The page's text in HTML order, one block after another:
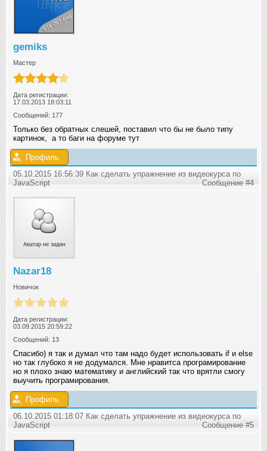
gemiks
Мастер
Дата регистрации:
17.03.2013 18:03:11
Сообщений: 177
Только без обратных слешей, поставил что бы не было типу
картинок, а то баги на форуме тут
Профиль
05.10.2015 16:56:39 Как сделать упражнение из видеокурса по
JavaScript
Сообщение #4
Nazar18
Новичок
Дата регистрации:
03.09.2015 20:59:22
Сообщений: 13
Спасибо) я так и думал что там надо будет использовать if и else
но так глубоко я не додумался. Мне нравитса програмирование
но я плохо знаю математику и английский так что врятли смогу
выучить програмирования.
Профиль
06.10.2015 01:18:07 Как сделать упражнение из видеокурса по
JavaScript
Сообщение #5